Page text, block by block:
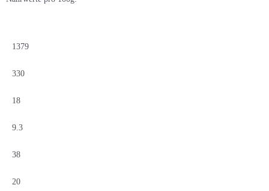
1379
330
18
9.3
38
20